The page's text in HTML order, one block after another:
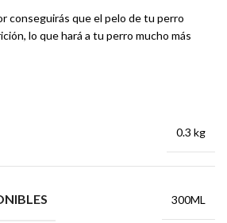
conseguirás que el pelo de tu perro
lo que hará a tu perro mucho más
0.3 kg
300ML